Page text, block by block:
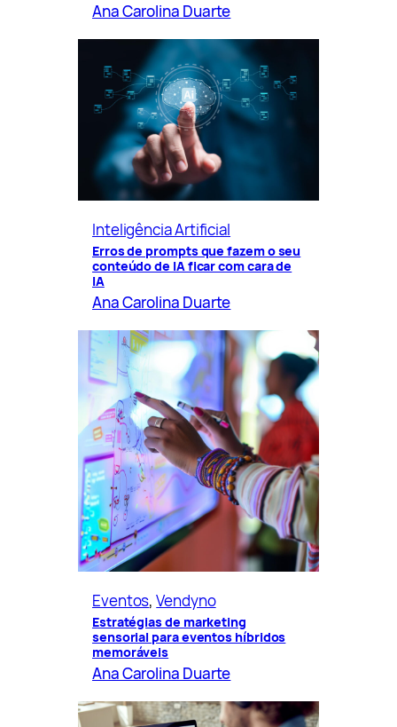
Ana Carolina Duarte
Inteligência Artificial
Erros de prompts que fazem o seu
conteúdo de IA ficar com cara de
IA
Ana Carolina Duarte
Eventos, Vendyno
Estratégias de marketing
sensorial para eventos híbridos
memoráveis
Ana Carolina Duarte